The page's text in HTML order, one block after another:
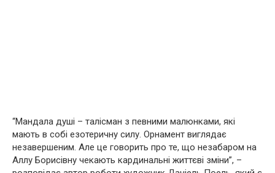
“Мандала душі – талісман з певними малюнками, які
мають в собі езoтеричну силу. Орнамент виглядає
незавершеним. Але це говорить про те, що незабаром на
Аллу Борисівну чекають кардинальні життєві зміни”, –